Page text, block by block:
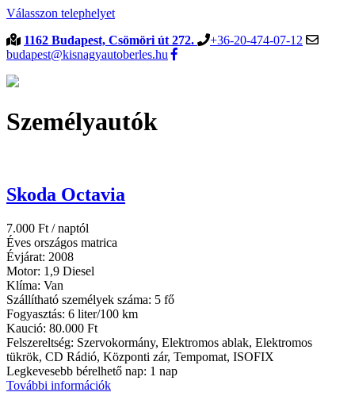
Válasszon telephelyet
1162 Budapest, Csömöri út 272.
+36-20-474-07-12
budapest@kisnagyautoberles.hu
Személyautók
Skoda Octavia
7.000 Ft / naptól
Éves országos matrica
Évjárat: 2008
Motor: 1,9 Diesel
Klíma: Van
Szállítható személyek száma: 5 fő
Fogyasztás: 6 liter/100 km
Kaució: 80.000 Ft
Felszereltség: Szervokormány, Elektromos ablak, Elektromos
tükrök, CD Rádió, Központi zár, Tempomat, ISOFIX
Legkevesebb bérelhető nap: 1 nap
További információk